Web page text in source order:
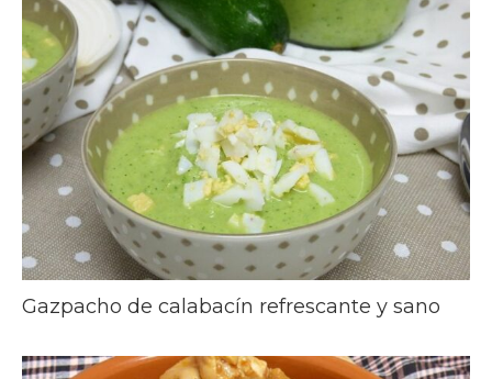
Gazpacho de calabacín refrescante y sano